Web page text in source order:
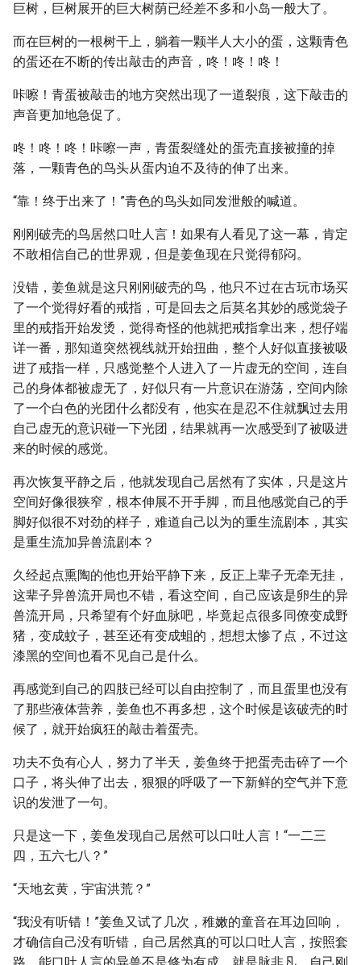
巨树，巨树展开的巨大树荫已经差不多和小岛一般大了。
而在巨树的一根树干上，躺着一颗半人大小的蛋，这颗青色
的蛋还在不断的传出敲击的声音，咚！咚！咚！
咔嚓！青蛋被敲击的地方突然出现了一道裂痕，这下敲击的
声音更加地急促了。
咚！咚！咚！咔嚓一声，青蛋裂缝处的蛋壳直接被撞的掉
落，一颗青色的鸟头从蛋内迫不及待的伸了出来。
“靠！终于出来了！”青色的鸟头如同发泄般的喊道。
刚刚破壳的鸟居然口吐人言！如果有人看见了这一幕，肯定
不敢相信自己的世界观，但是姜鱼现在只觉得郁闷。
没错，姜鱼就是这只刚刚破壳的鸟，他只不过在古玩市场买
了一个觉得好看的戒指，可是回去之后莫名其妙的感觉袋子
里的戒指开始发烫，觉得奇怪的他就把戒指拿出来，想仔端
详一番，那知道突然视线就开始扭曲，整个人好似直接被吸
进了戒指一样，只感觉整个人进入了一片虚无的空间，连自
己的身体都被虚无了，好似只有一片意识在游荡，空间内除
了一个白色的光团什么都没有，他实在是忍不住就飘过去用
自己虚无的意识碰一下光团，结果就再一次感受到了被吸进
来的时候的感觉。
再次恢复平静之后，他就发现自己居然有了实体，只是这片
空间好像很狭窄，根本伸展不开手脚，而且他感觉自己的手
脚好似很不对劲的样子，难道自己以为的重生流剧本，其实
是重生流加异兽流剧本？
久经起点熏陶的他也开始平静下来，反正上辈子无牵无挂，
这辈子异兽流开局也不错，看这空间，自己应该是卵生的异
兽流开局，只希望有个好血脉吧，毕竟起点很多同僚变成野
猪，变成蚊子，甚至还有变成蛆的，想想太惨了点，不过这
漆黑的空间也看不见自己是什么。
再感觉到自己的四肢已经可以自由控制了，而且蛋里也没有
了那些液体营养，姜鱼也不再多想，这个时候是该破壳的时
候了，就开始疯狂的敲击着蛋壳。
功夫不负有心人，努力了半天，姜鱼终于把蛋壳击碎了一个
口子，将头伸了出去，狠狠的呼吸了一下新鲜的空气并下意
识的发泄了一句。
只是这一下，姜鱼发现自己居然可以口吐人言！“一二三
四，五六七八？”
“天地玄黄，宇宙洪荒？”
“我没有听错！”姜鱼又试了几次，稚嫩的童音在耳边回响，
才确信自己没有听错，自己居然真的可以口吐人言，按照套